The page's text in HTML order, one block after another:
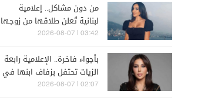
من دون مشاكل.. إعلامية
لبنانية تُعلن طلاقها من زوجها
رجل الأعمال
03:42 | 2026-08-07
بأجواء فاخرة.. الإعلامية رابعة
الزيات تحتفل بزفاف ابنها في
البترون (فيديو)
02:07 | 2026-08-07